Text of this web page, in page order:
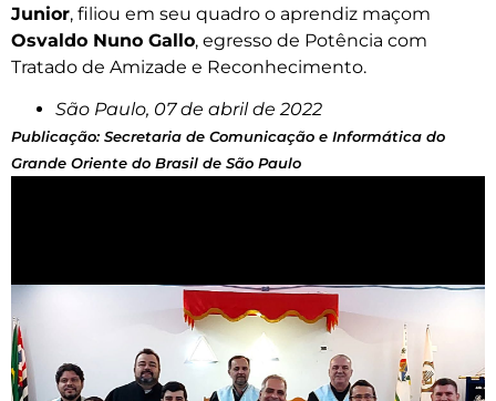
Junior, filiou em seu quadro o aprendiz maçom
Osvaldo Nuno Gallo, egresso de Potência com
Tratado de Amizade e Reconhecimento.
São Paulo, 07 de abril de 2022
Publicação: Secretaria de Comunicação e Informática do
Grande Oriente do Brasil de São Paulo